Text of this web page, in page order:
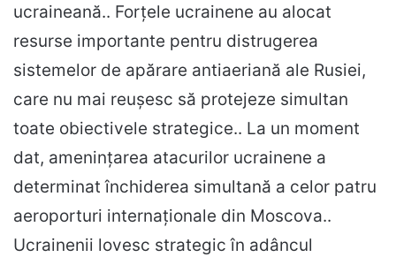
ucraineană.. Forțele ucrainene au alocat
resurse importante pentru distrugerea
sistemelor de apărare antiaeriană ale Rusiei,
care nu mai reușesc să protejeze simultan
toate obiectivele strategice.. La un moment
dat, amenințarea atacurilor ucrainene a
determinat închiderea simultană a celor patru
aeroporturi internaționale din Moscova..
Ucrainenii lovesc strategic în adâncul